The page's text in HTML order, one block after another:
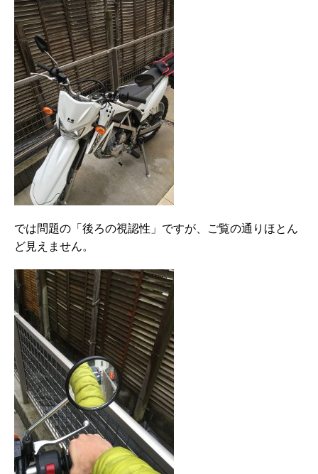
では問題の「後ろの視認性」ですが、ご覧の通りほとん
ど見えません。